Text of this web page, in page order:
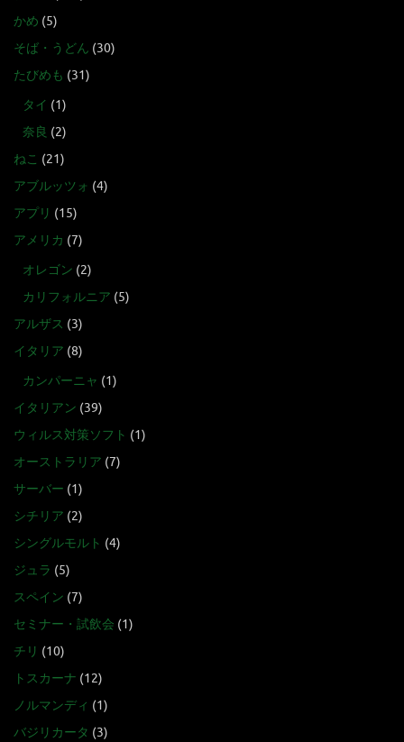
かめ (5)
そば・うどん (30)
たびめも (31)
タイ (1)
奈良 (2)
ねこ (21)
アブルッツォ (4)
アプリ (15)
アメリカ (7)
オレゴン (2)
カリフォルニア (5)
アルザス (3)
イタリア (8)
カンパーニャ (1)
イタリアン (39)
ウィルス対策ソフト (1)
オーストラリア (7)
サーバー (1)
シチリア (2)
シングルモルト (4)
ジュラ (5)
スペイン (7)
セミナー・試飲会 (1)
チリ (10)
トスカーナ (12)
ノルマンディ (1)
バジリカータ (3)